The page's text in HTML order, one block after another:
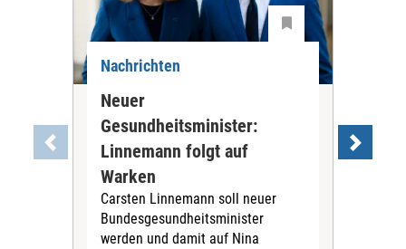
Nachrichten
Neuer
Gesundheitsminister:
Linnemann folgt auf
Warken
Carsten Linnemann soll neuer
Bundesgesundheitsminister
werden und damit auf Nina